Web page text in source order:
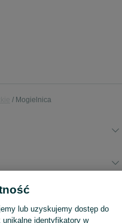
Mogielnica
lub uzyskujemy dostęp do
identyfikatory w